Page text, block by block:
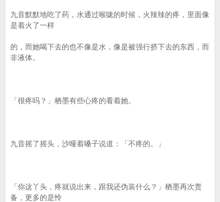
九音默默地吃了药，水通过喉咙的时候，火辣辣的疼，里面像
是着火了一样
的，而她喝下去的也不像是水，像是被强行挤下去的东西，而
非液体。
「很疼吗？」栖墨有些心疼的看着她。
九音摇了摇头，沙哑着嗓子说道：「不疼的。」
「你这丫头，疼就说出来，跟我还伪装什么？」栖墨再次责
备，更多的是怜